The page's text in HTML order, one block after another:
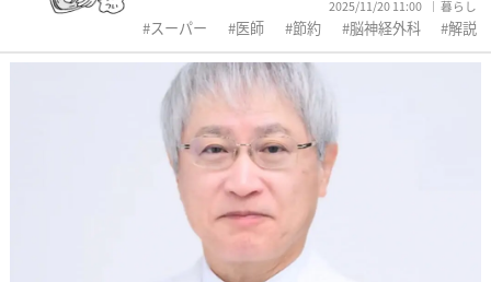
2025/11/20 11:00 暮らし
スーパー 医師 節約 脳神経外科 解説